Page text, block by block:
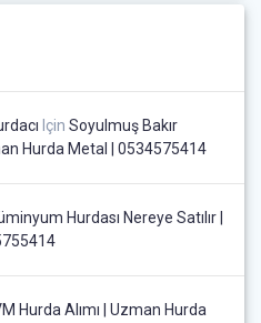
Için Soyulmuş Bakır
Hurda Metal | 0534575414
Hurdası Nereye Satılır |
Hurda Alımı | Uzman Hurda